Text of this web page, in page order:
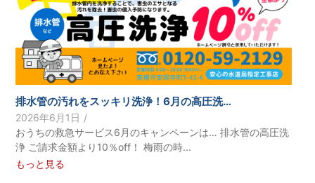
排水管の汚れをスッキリ洗浄！6月の高圧洗…
2026年6月1日 /
おうちの救急サービス6月のキャンペーンは… 排水管の高圧洗
浄 ご請求金額より10％off！ 梅雨の時...
もっと見る